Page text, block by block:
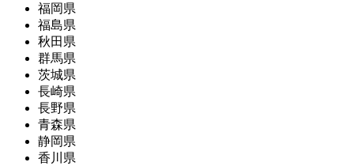
福岡県
福島県
秋田県
群馬県
茨城県
長崎県
長野県
青森県
静岡県
香川県